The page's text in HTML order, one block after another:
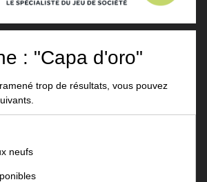
: "Capa d'oro"
trop de résultats, vous pouvez
neufs